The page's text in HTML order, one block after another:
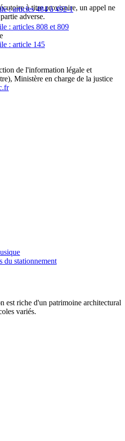
à titre provisoire, un appel ne
adverse.
: articles 484 à 492-1
: articles 808 et 809
: article 145
de l'information légale et
Ministère en charge de la justice
du stationnement
est riche d'un patrimoine architectural
variés.